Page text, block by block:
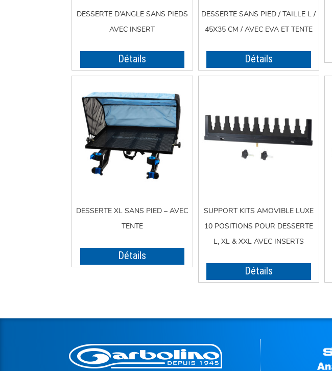
DESSERTE D’ANGLE SANS PIEDS
AVEC INSERT
Détails
DESSERTE SANS PIED / TAILLE L /
45X35 CM / AVEC EVA ET TENTE
Détails
DESSERTE XL SANS PIED – AVEC
TENTE
Détails
SUPPORT KITS AMOVIBLE LUXE
10 POSITIONS POUR DESSERTE
L, XL & XXL AVEC INSERTS
Détails